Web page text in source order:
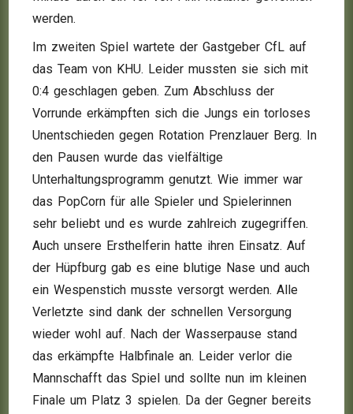
werden.
Im zweiten Spiel wartete der Gastgeber CfL auf
das Team von KHU. Leider mussten sie sich mit
0:4 geschlagen geben. Zum Abschluss der
Vorrunde erkämpften sich die Jungs ein torloses
Unentschieden gegen Rotation Prenzlauer Berg. In
den Pausen wurde das vielfältige
Unterhaltungsprogramm genutzt. Wie immer war
das PopCorn für alle Spieler und Spielerinnen
sehr beliebt und es wurde zahlreich zugegriffen.
Auch unsere Ersthelferin hatte ihren Einsatz. Auf
der Hüpfburg gab es eine blutige Nase und auch
ein Wespenstich musste versorgt werden. Alle
Verletzte sind dank der schnellen Versorgung
wieder wohl auf. Nach der Wasserpause stand
das erkämpfte Halbfinale an. Leider verlor die
Mannschafft das Spiel und sollte nun im kleinen
Finale um Platz 3 spielen. Da der Gegner bereits